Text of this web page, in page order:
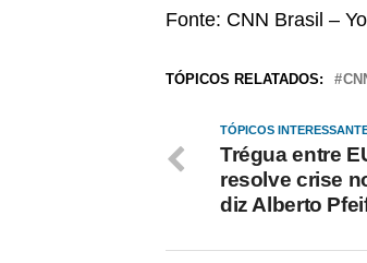
Fonte: CNN Brasil –
TÓPICOS RELATADOS:
TÓPICOS
Trégua entre
resolve crise
diz Alberto